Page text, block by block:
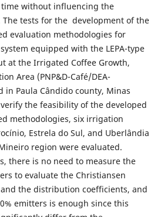
without influencing the
tests for the development of the
evaluation methodologies for
equipped with the LEPA-type
at the Irrigated Coffee Growth,
Area (PNP&D-Café/DEA-
in Paula Cândido county, Minas
the feasibility of the developed
methodologies, six irrigation
Estrela do Sul, and Uberlândia
region were evaluated.
there is no need to measure the
to evaluate the Christiansen
the distribution coefficients, and
emitters is enough since this